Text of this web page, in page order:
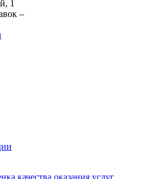
1
–